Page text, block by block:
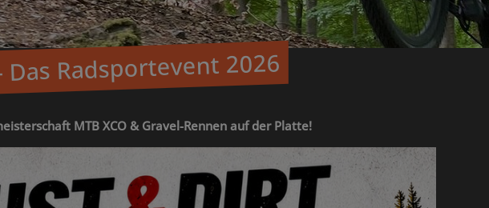
Radsportevent 2026
MTB XCO & Gravel-Rennen auf der Platte!